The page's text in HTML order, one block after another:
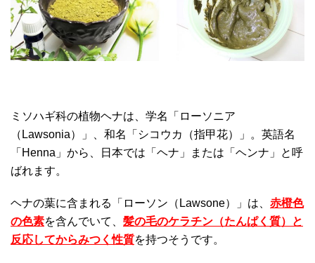
ミソハギ科の植物ヘナは、学名「ローソニア
（Lawsonia）」、和名「シコウカ（指甲花）」。英語名
「Henna」から、日本では「ヘナ」または「ヘンナ」と呼
ばれます。
ヘナの葉に含まれる「ローソン（Lawsone）」は、 赤橙色
の色素を含んでいて、 髪の毛のケラチン（たんぱく質）と
反応してからみつく性質を持つそうです。